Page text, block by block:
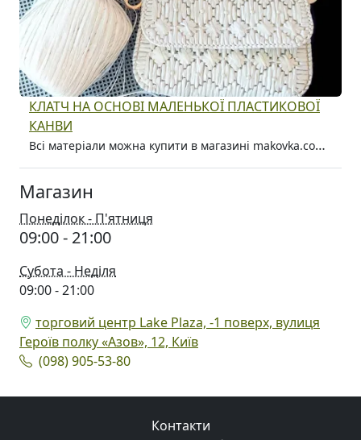
КЛАТЧ НА ОСНОВІ МАЛЕНЬКОЇ ПЛАСТИКОВОЇ
КАНВИ
Всі матеріали можна купити в магазині makovka.com.ua
Магазин
Понеділок - П'ятниця
09:00 - 21:00
Субота - Неділя
09:00 - 21:00
торговий центр Lake Plaza, -1 поверх, вулиця
Героїв полку «Азов», 12, Київ
(098) 905-53-80
Контакти